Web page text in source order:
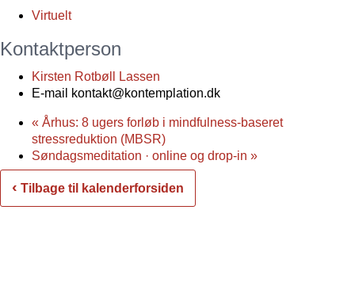
Virtuelt
Kontaktperson
Kirsten Rotbøll Lassen
E-mail
kontakt@kontemplation.dk
« Århus: 8 ugers forløb i mindfulness-baseret
stressreduktion (MBSR)
Søndagsmeditation · online og drop-in »
‹ Tilbage til kalenderforsiden